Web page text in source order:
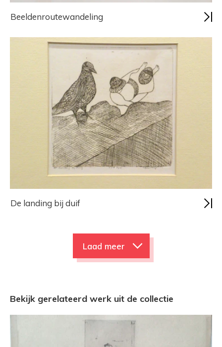
Beeldenroutewandeling
De landing bij duif
Laad meer
Bekijk gerelateerd werk uit de collectie